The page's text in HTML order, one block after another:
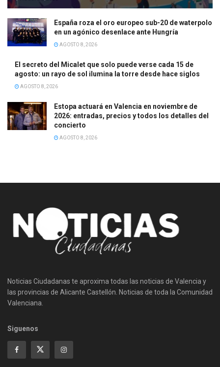
España roza el oro europeo sub-20 de waterpolo
en un agónico desenlace ante Hungría
AGOSTO 8, 2026
El secreto del Micalet que solo puede verse cada 15 de
agosto: un rayo de sol ilumina la torre desde hace siglos
AGOSTO 8, 2026
Estopa actuará en Valencia en noviembre de
2026: entradas, precios y todos los detalles del
concierto
AGOSTO 8, 2026
Noticias Ciudadanas te aproxima todas las noticias de Valencia y
las provincias de Alicante Castellón. Noticias de toda la Comunidad
Valenciana.
Siguenos